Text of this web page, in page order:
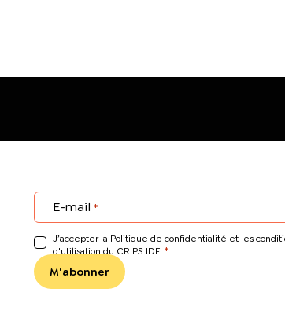
E-mail *
J’accepter la Politique de confidentialité et les
d'utilisation du CRIPS IDF. *